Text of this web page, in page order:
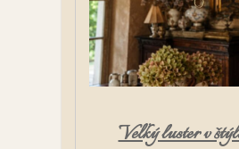
Veľký luster v